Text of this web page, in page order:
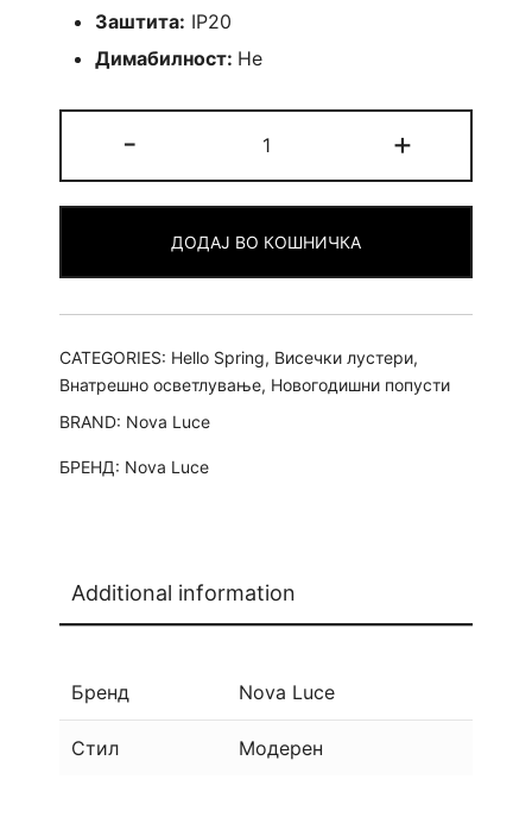
Заштита: IP20
Димабилност: Не
-
Celia
quantity
+
ДОДАЈ ВО КОШНИЧКА
CATEGORIES: Hello Spring, Висечки лустери,
Внатрешно осветлување, Новогодишни попусти
BRAND: Nova Luce
БРЕНД: Nova Luce
Additional information
Бренд Nova Luce
Стил Модерен